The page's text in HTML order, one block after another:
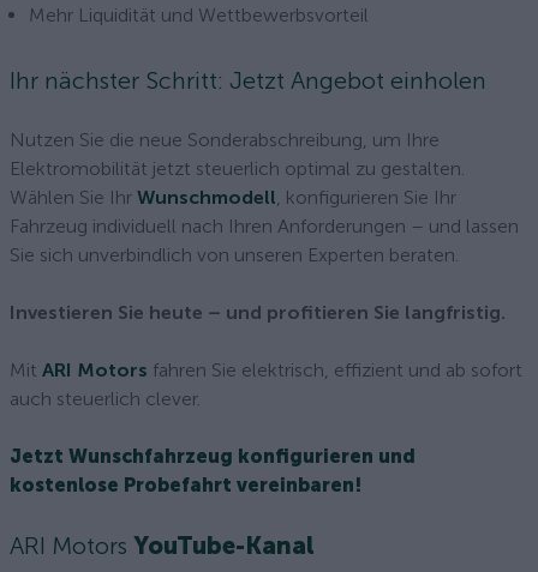
Mehr Liquidität und Wettbewerbsvorteil
Ihr nächster Schritt: Jetzt Angebot einholen
Nutzen Sie die neue Sonderabschreibung, um Ihre
Elektromobilität jetzt steuerlich optimal zu gestalten.
Wählen Sie Ihr Wunschmodell, konfigurieren Sie Ihr
Fahrzeug individuell nach Ihren Anforderungen – und lassen
Sie sich unverbindlich von unseren Experten beraten.
Investieren Sie heute – und profitieren Sie langfristig.
Mit ARI Motors fahren Sie elektrisch, effizient und ab sofort
auch steuerlich clever.
Jetzt Wunschfahrzeug konfigurieren und
kostenlose Probefahrt vereinbaren!
ARI Motors YouTube-Kanal